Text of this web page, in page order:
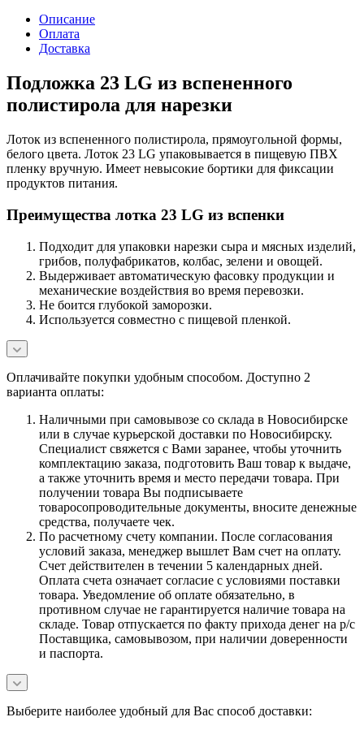
Описание
Оплата
Доставка
Подложка 23 LG из вспененного
полистирола для нарезки
Лоток из вспененного полистирола, прямоугольной формы,
белого цвета. Лоток 23 LG упаковывается в пищевую ПВХ
пленку вручную. Имеет невысокие бортики для фиксации
продуктов питания.
Преимущества лотка 23 LG из вспенки
Подходит для упаковки нарезки сыра и мясных изделий,
грибов, полуфабрикатов, колбас, зелени и овощей.
Выдерживает автоматическую фасовку продукции и
механические воздействия во время перевозки.
Не боится глубокой заморозки.
Используется совместно с пищевой пленкой.
Оплачивайте покупки удобным способом. Доступно 2
варианта оплаты:
Наличными при самовывозе со склада в Новосибирске
или в случае курьерской доставки по Новосибирску.
Специалист свяжется с Вами заранее, чтобы уточнить
комплектацию заказа, подготовить Ваш товар к выдаче,
а также уточнить время и место передачи товара. При
получении товара Вы подписываете
товаросопроводительные документы, вносите денежные
средства, получаете чек.
По расчетному счету компании. После согласования
условий заказа, менеджер вышлет Вам счет на оплату.
Счет действителен в течении 5 календарных дней.
Оплата счета означает согласие с условиями поставки
товара. Уведомление об оплате обязательно, в
противном случае не гарантируется наличие товара на
складе. Товар отпускается по факту прихода денег на р/с
Поставщика, самовывозом, при наличии доверенности
и паспорта.
Выберите наиболее удобный для Вас способ доставки: